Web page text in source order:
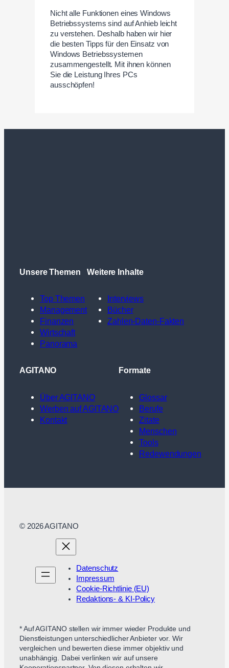
Nicht alle Funktionen eines Windows
Betriebssystems sind auf Anhieb leicht
zu verstehen. Deshalb haben wir hier
die besten Tipps für den Einsatz von
Windows Betriebssystemen
zusammengestellt. Mit ihnen können
Sie die Leistung Ihres PCs
ausschöpfen!
Unsere Themen
Top Themen
Management
Finanzen
Wirtschaft
Panorama
Weitere Inhalte
Interviews
Bücher
Zahlen-Daten-Fakten
AGITANO
Über AGITANO
Werben auf AGITANO
Kontakt
Formate
Glossar
Berufe
Zitate
Menschen
Tools
Redewendungen
© 2026 AGITANO
Datenschutz
Impressum
Cookie-Richtlinie (EU)
Redaktions- & KI-Policy
* Auf AGITANO stellen wir immer wieder Produkte und
Dienstleistungen unterschiedlicher Anbieter vor. Wir
vergleichen und bewerten diese immer objektiv und
unabhängig. Dabei verlinken wir auf unsere